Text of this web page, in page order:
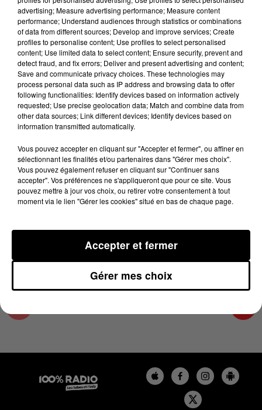
Lecture (4 min 18 sec)
100%
100% Radio les infos des Hautes-Pyrénées
10 mars 2025 - 4 min 18 sec
LES INFOS DES HAUTES-PYRÉNÉES DU
10/03/2025 À 08H31
Podcasts infos des Hautes-Pyrénées
advertising; Measure advertising performance; Measure content
performance; Understand audiences through statistics or combinations
of data from different sources; Develop and improve services; Create
profiles to personalise content; Use profiles to select personalised
content; Use limited data to select content; Ensure security, prevent and
detect fraud, and fix errors; Deliver and present advertising and content;
Save and communicate privacy choices. These technologies may
process personal data such as IP address and browsing data to offer
following functionalities: Identify devices based on information actively
requested; Use precise geolocation data; Match and combine data from
other data sources; Link different devices; Identify devices based on
information transmitted automatically.
Vous pouvez accepter en cliquant sur "Accepter et fermer", ou affiner en
sélectionnant les finalités et/ou partenaires dans "Gérer mes choix".
Vous pouvez également refuser en cliquant sur "Continuer sans
accepter". Vos préférences ne s'appliqueront que pour ce site. Vous
pouvez mettre à jour vos choix, ou retirer votre consentement à tout
moment via le lien "Gérer les cookies" situé en bas de chaque page.
Gérer mes choix
Accepter et fermer